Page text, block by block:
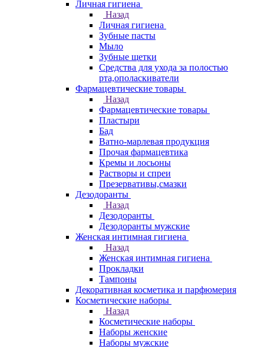
Личная гигиена
Назад
Личная гигиена
Зубные пасты
Мыло
Зубные щетки
Средства для ухода за полостью
рта,ополаскиватели
Фармацевтические товары
Назад
Фармацевтические товары
Пластыри
Бад
Ватно-марлевая продукция
Прочая фармацевтика
Кремы и лосьоны
Растворы и спреи
Презервативы,смазки
Дезодоранты
Назад
Дезодоранты
Дезодоранты мужские
Женская интимная гигиена
Назад
Женская интимная гигиена
Прокладки
Тампоны
Декоративная косметика и парфюмерия
Косметические наборы
Назад
Косметические наборы
Наборы женские
Наборы мужские